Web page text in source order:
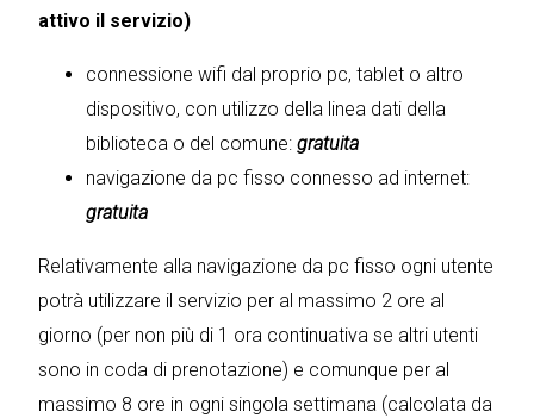
attivo il servizio)
connessione wifi dal proprio pc, tablet o altro
dispositivo, con utilizzo della linea dati della
biblioteca o del comune: gratuita
navigazione da pc fisso connesso ad internet:
gratuita
Relativamente alla navigazione da pc fisso ogni utente
potrà utilizzare il servizio per al massimo 2 ore al
giorno (per non più di 1 ora continuativa se altri utenti
sono in coda di prenotazione) e comunque per al
massimo 8 ore in ogni singola settimana (calcolata da